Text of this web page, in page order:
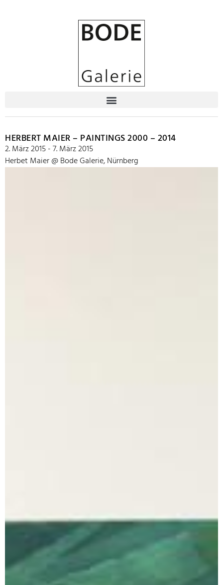
HERBERT MAIER – PAINTINGS 2000 – 2014
2. März 2015 - 7. März 2015
Herbet Maier @ Bode Galerie, Nürnberg